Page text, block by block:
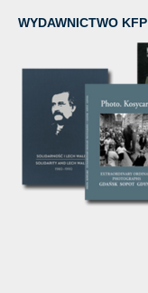
WYDAWNICTWO KFP